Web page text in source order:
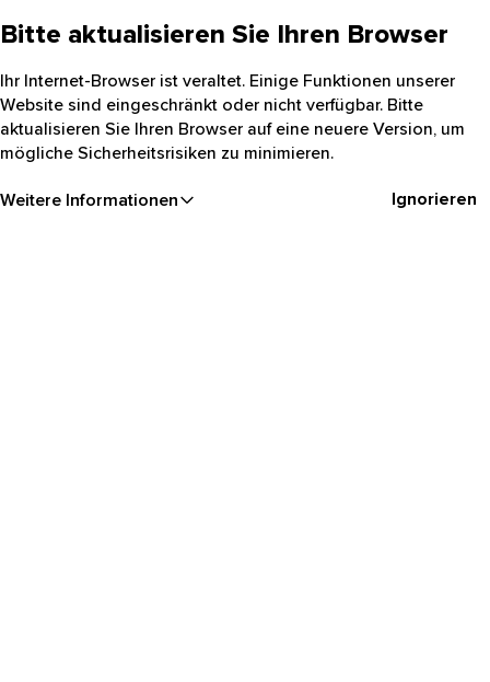
Bitte aktualisieren Sie Ihren Browser
Ihr Internet-Browser ist veraltet. Einige Funktionen unserer
Website sind eingeschränkt oder nicht verfügbar. Bitte
aktualisieren Sie Ihren Browser auf eine neuere Version, um
mögliche Sicherheitsrisiken zu minimieren.
Weitere Informationen Ignorieren